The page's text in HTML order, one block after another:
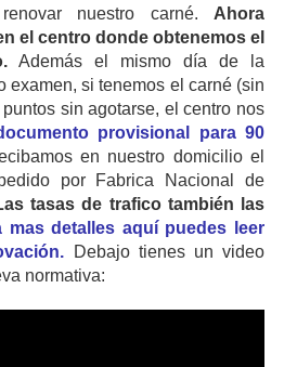
nuestro carné. Ahora
el centro donde obtenemos el
Además el mismo día de la
examen, si tenemos el carné (sin
sin agotarse, el centro nos
provisional para 90
en nuestro domicilio el
por Fabrica Nacional de
tasas de trafico también las
mas detalles aquí puedes leer
Debajo tienes un video
normativa: